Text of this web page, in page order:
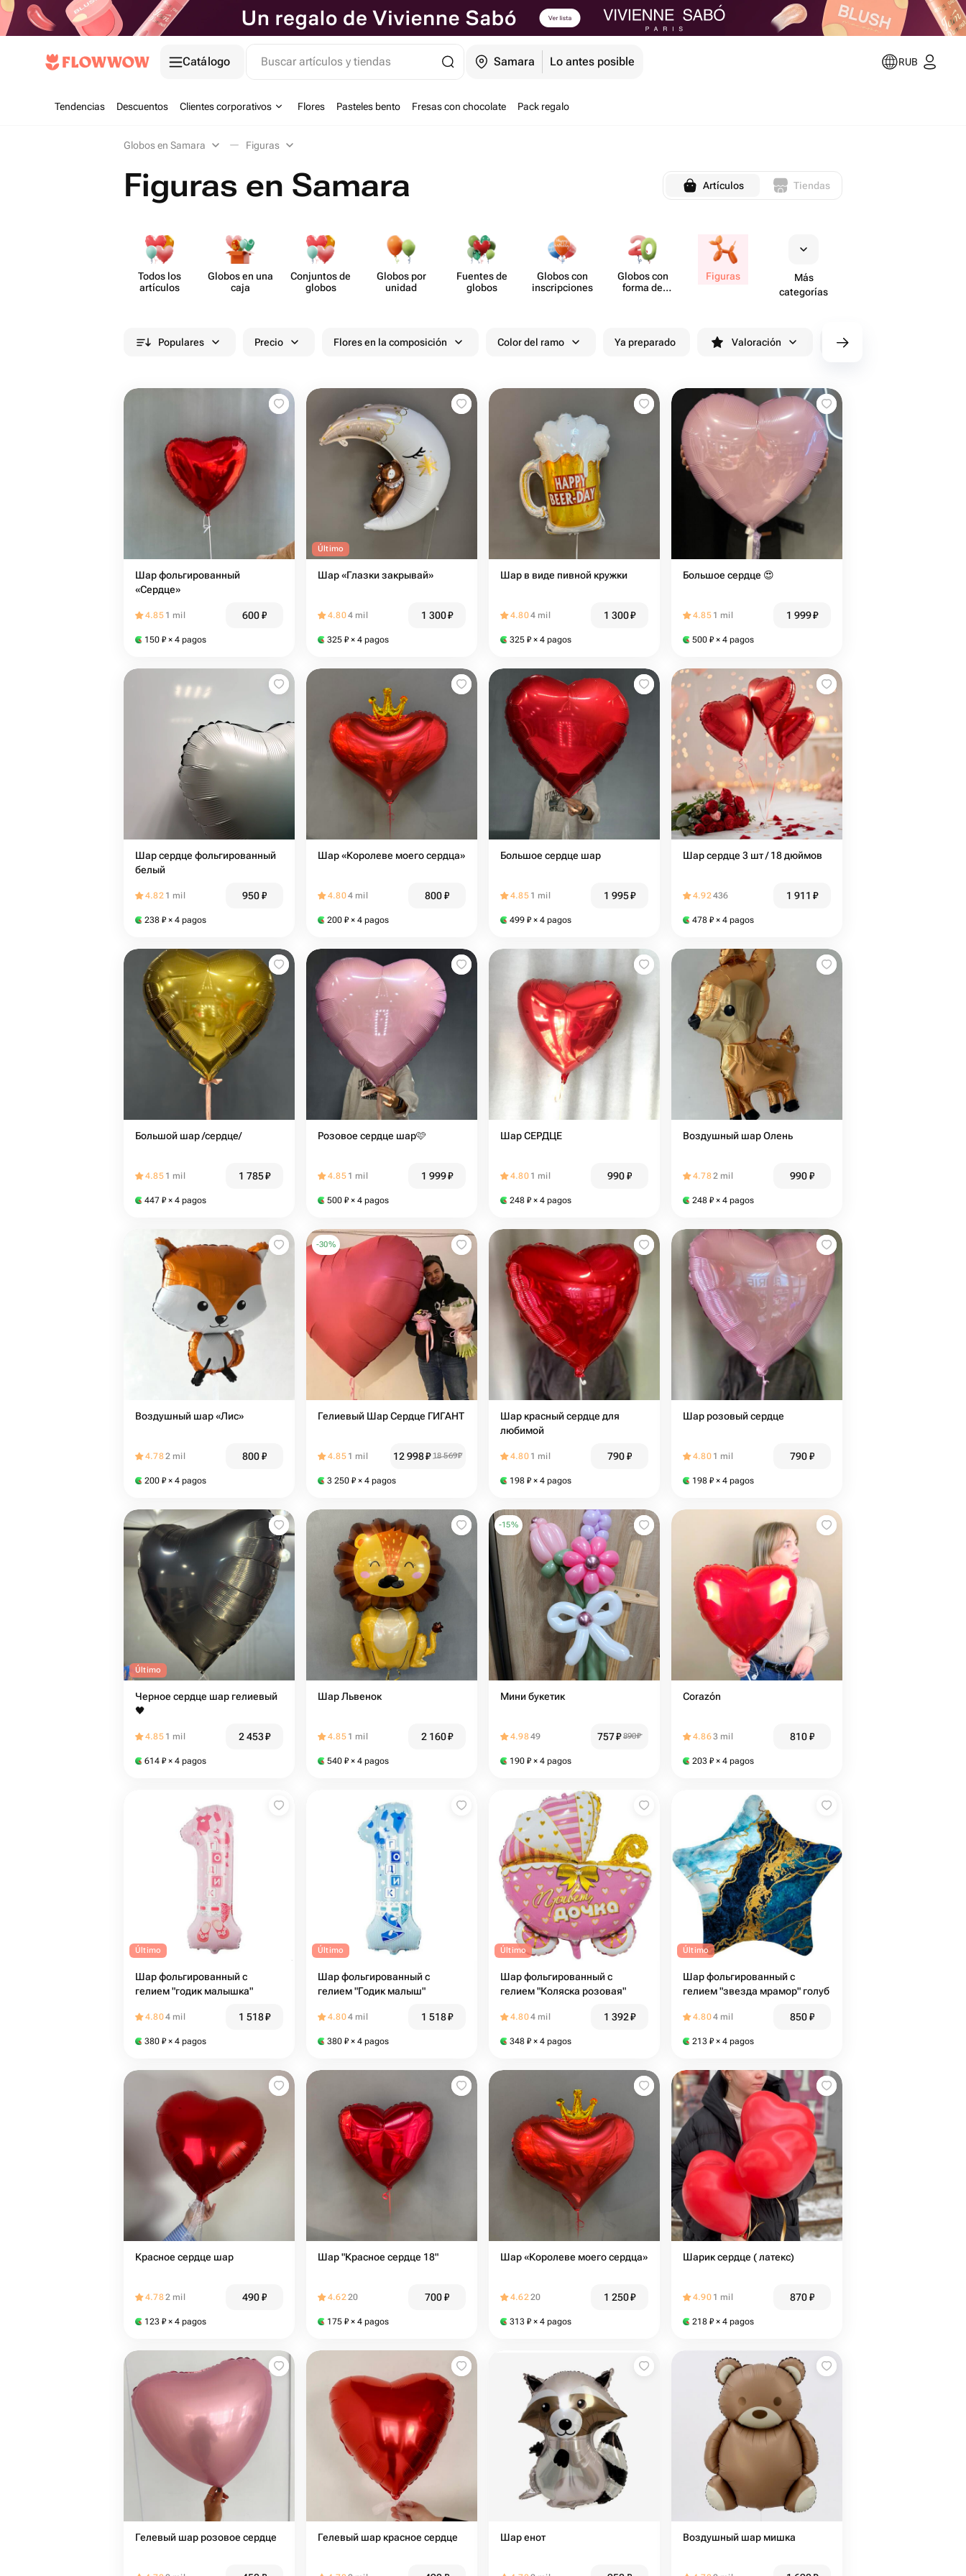
Catálogo Buscar artículos y tiendas Samara Lo antes posible RUB
Tendencias Descuentos Clientes corporativos Flores Pasteles bento Fresas con chocolate Pack regalo
Globos en Samara Figuras
Figuras en Samara Artículos Tiendas
Todos los
artículos
Globos en una
caja
Conjuntos de
globos
Globos por
unidad
Fuentes de
globos
Globos con
inscrip​ciones
Globos con
forma de
Figuras
Más
categorías
Populares Precio Flores en la composición Color del ramo Ya preparado Valoración cv/filters/name_fast_delivery
Шар фольгированный
«Сердце»
4.85 1 mil 600₽
150 ₽ × 4 pagos
Último
Шар «Глазки закрывай»
4.804 mil 1 300₽
325 ₽ × 4 pagos
Шар в виде пивной кружки
4.804 mil 1 300₽
325 ₽ × 4 pagos
Большое сердце 😍
4.85 1 mil 1 999₽
500 ₽ × 4 pagos
Шар сердце фольгированный
белый
4.82 1 mil 950₽
238 ₽ × 4 pagos
Шар «Королеве моего сердца»
4.804 mil 800₽
200 ₽ × 4 pagos
Большое сердце шар ️
4.85 1 mil 1 995₽
499 ₽ × 4 pagos
Шар сердце 3 шт / 18 дюймов
4.92436 1 911 ₽
478 ₽ × 4 pagos
Большой шар /сердце/
4.85 1 mil 1 785₽
447 ₽ × 4 pagos
Розовое сердце шар🩷
4.85 1 mil 1 999₽
500 ₽ × 4 pagos
Шар СЕРДЦЕ️
4.80 1 mil 990₽
248 ₽ × 4 pagos
Воздушный шар Олень
4.782 mil 990₽
248 ₽ × 4 pagos
Воздушный шар «Лис»
4.782 mil 800₽
200 ₽ × 4 pagos
-30%
Гелиевый Шар Сердце ГИГАНТ️‍️
4.85 1 mil 12 998₽ 18 569₽
3 250 ₽ × 4 pagos
Шар красный сердце для
любимой
4.80 1 mil 790₽
198 ₽ × 4 pagos
Шар розовый сердце
4.80 1 mil 790₽
198 ₽ × 4 pagos
Último
Черное сердце шар гелиевый
🖤
4.85 1 mil 2 453₽
614 ₽ × 4 pagos
Шар Львенок
4.85 1 mil 2 160₽
540 ₽ × 4 pagos
-15%
Мини букетик
4.9849 757₽ 890₽
190 ₽ × 4 pagos
Corazón
4.863 mil 810₽
203 ₽ × 4 pagos
Último
Шар фольгированный с
гелием "годик малышка"
4.804 mil 1 518₽
380 ₽ × 4 pagos
Último
Шар фольгированный с
гелием "Годик малыш"
4.804 mil 1 518₽
380 ₽ × 4 pagos
Último
Шар фольгированный с
гелием "Коляска розовая"
4.804 mil 1 392₽
348 ₽ × 4 pagos
Último
Шар фольгированный с
гелием "звезда мрамор" голуб
4.804 mil 850₽
213 ₽ × 4 pagos
Красное сердце шар
4.782 mil 490₽
123 ₽ × 4 pagos
Шар "Красное сердце 18"
4.6220 700₽
175 ₽ × 4 pagos
Шар «Королеве моего сердца»
4.6220 1 250₽
313 ₽ × 4 pagos
Шарик сердце ( латекс)
4.90 1 mil 870₽
218 ₽ × 4 pagos
Гелевый шар розовое сердце Гелевый шар красное сердце Шар енот Воздушный шар мишка